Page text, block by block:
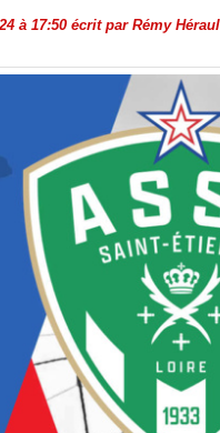
à 17:50 écrit par Rémy